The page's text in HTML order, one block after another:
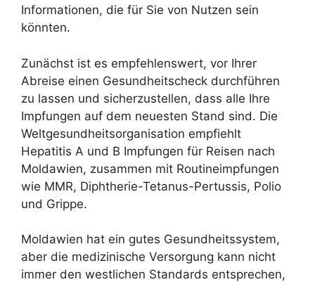
Informationen, die für Sie von Nutzen sein
könnten.
Zunächst ist es empfehlenswert, vor Ihrer
Abreise einen Gesundheitscheck durchführen
zu lassen und sicherzustellen, dass alle Ihre
Impfungen auf dem neuesten Stand sind. Die
Weltgesundheitsorganisation empfiehlt
Hepatitis A und B Impfungen für Reisen nach
Moldawien, zusammen mit Routineimpfungen
wie MMR, Diphtherie-Tetanus-Pertussis, Polio
und Grippe.
Moldawien hat ein gutes Gesundheitssystem,
aber die medizinische Versorgung kann nicht
immer den westlichen Standards entsprechen,